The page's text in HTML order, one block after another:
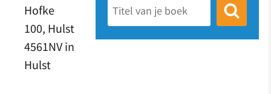
Hofke
100, Hulst
4561NV in
Hulst